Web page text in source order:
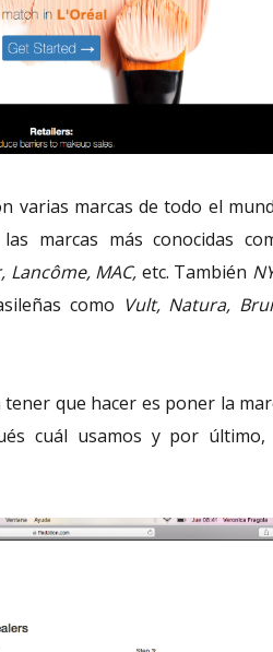
varias marcas de todo el
marcas más conocidas
Lancôme, MAC, etc. También
como Vult, Natura,
que hacer es poner la
cuál usamos y por último,